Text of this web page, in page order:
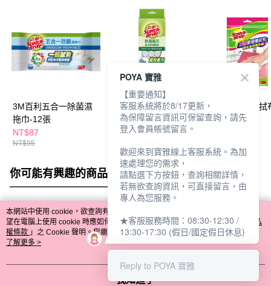
3M百利五合一除菌濕
拖巾-12張
NT$87
NT$95
3M百利乾濕兩用省力
型拖把組-1桿5乾
NT$459
3M魔布廚房擦拭
你可能有興趣的商品 全站排行
熱門標籤
本網站中使用 cookie，欲查詢有關本網站使用 cookie 方式之詳情，及若您不希
望在電腦上使用 cookie 時應如何變更電腦的 cookie 設定，請參閱本網站「
隱私
權條款 」之 Cookie 聲明。您繼續使用本網站即表示您同意本公司得按本網站使
用條款之 Cookie 聲明使用 cookie。
了解更多 >
我知道了
POYA 寶雅
【重要通知】
客服系統將於8/17更新，
為保障留言資訊可保留查詢，請先
登入會員帳號留言。
歡迎來到寶雅線上客服系統。為加
速處理您的需求，
請點選下方按鈕，查詢相關詳情，
若無欲查詢資訊，可直接留言，由
專人為您服務。
★客服服務時間：08:30-12:30 /
13:30-17:30 (假日/國定假日休息)
Reply to POYA 寶雅